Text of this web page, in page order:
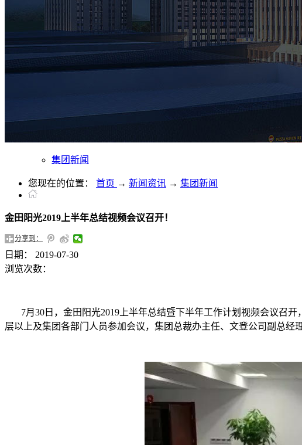
集团新闻
您现在的位置： 首页 → 新闻资讯 → 集团新闻
金田阳光2019上半年总结视频会议召开！
分享到：
日期：
2019-07-30
浏览次数：
7月30日，金田阳光2019上半年总结暨下半年工作计划视频会议召开
层以上及集团各部门人员参加会议，集团总裁办主任、文登公司副总经